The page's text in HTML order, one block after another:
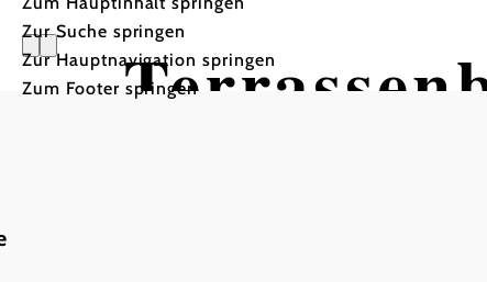
Zur Suche springen
Zur Hauptnavigation springen
Zum Footer springen